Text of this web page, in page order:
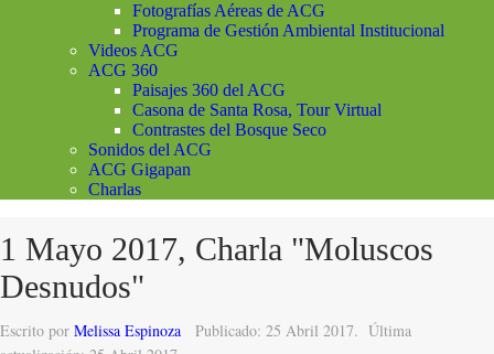
Fotografías Aéreas de ACG
Programa de Gestión Ambiental Institucional
Videos ACG
ACG 360
Paisajes 360 del ACG
Casona de Santa Rosa, Tour Virtual
Contrastes del Bosque Seco
Sonidos del ACG
ACG Gigapan
Charlas
1 Mayo 2017, Charla "Moluscos
Desnudos"
Escrito por Melissa Espinoza Publicado: 25 Abril 2017. Última